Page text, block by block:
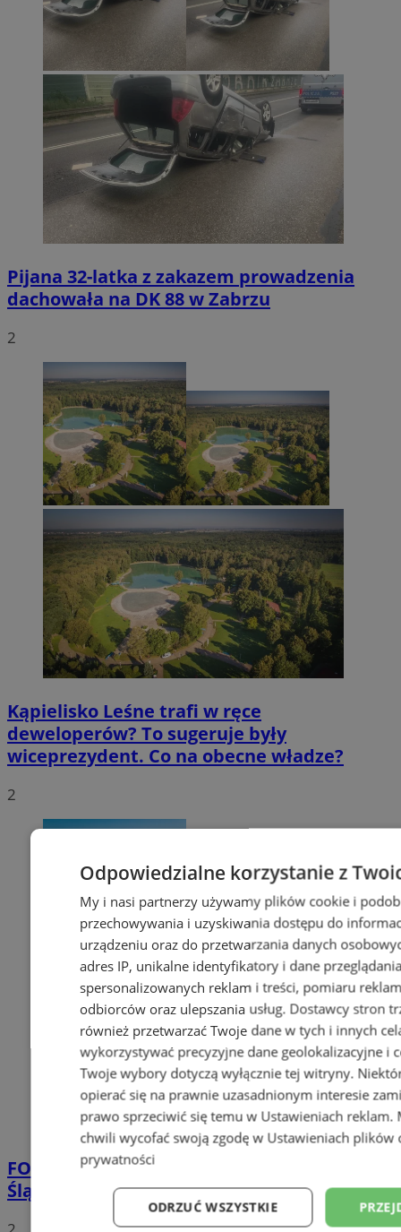
Pijana 32-latka z zakazem prowadzenia
dachowała na DK 88 w Zabrzu
2
Kąpielisko Leśne trafi w ręce
deweloperów? To sugeruje były
wiceprezydent. Co na obecne władze?
2
FOTO
Tłumy przed Areną Zabrze. Za nami
Śląska Scena Letnia z gwiazdami rapu!
Odpowiedzialne korzystanie z
My i nasi partnerzy używamy plików cookie i
przechowywania i uzyskiwania dostępu do
urządzeniu oraz do przetwarzania danych
adres IP, unikalne identyfikatory i dane
spersonalizowanych reklam i treści, pomiaru
odbiorców oraz ulepszania usług. Dostawcy stron
również przetwarzać Twoje dane w tych i innych
wykorzystywać precyzyjne dane geolokalizacyjne i
Twoje wybory dotyczą wyłącznie tej witryny.
opierać się na prawnie uzasadnionym interesie
prawo sprzeciwić się temu w Ustawieniach reklam.
chwili wycofać swoją zgodę w Ustawieniach plików
prywatności
ODRZUĆ WSZYSTKIE